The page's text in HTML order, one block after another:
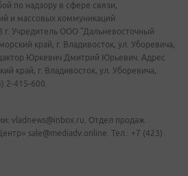
по надзору в сфере связи,
и массовых коммуникаций
г. Учредитель ООО "Дальневосточный
край, г. Владивосток, ул. Уборевича,
Юркевич Дмитрий Юрьевич. Адрес
край, г. Владивосток, ул. Уборевича,
2-415-600.
vladnews@inbox.ru. Отдел продаж
sale@mediadv.online. Тел.: +7 (423)